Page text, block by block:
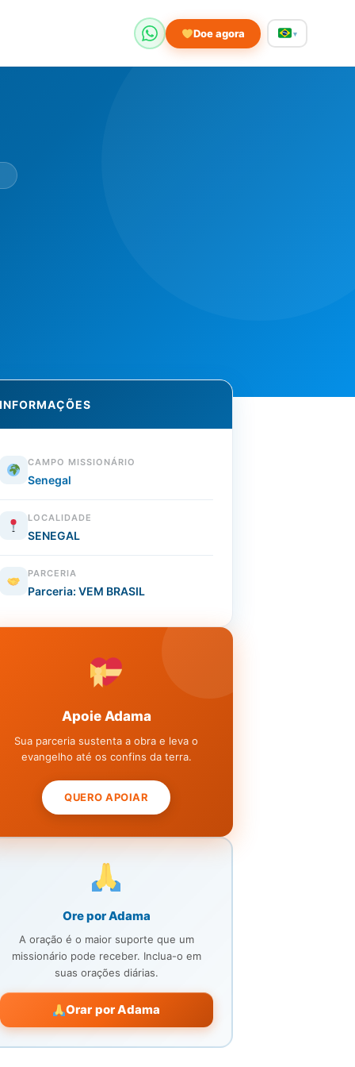
Doe agora ▾
INFORMAÇÕES
CAMPO MISSIONÁRIO
Senegal
LOCALIDADE
SENEGAL
PARCERIA
Parceria: VEM BRASIL
Apoie Adama
Sua parceria sustenta a obra e leva o
evangelho até os confins da terra.
QUERO APOIAR
Ore por Adama
A oração é o maior suporte que um
missionário pode receber. Inclua-o em
suas orações diárias.
Orar por Adama